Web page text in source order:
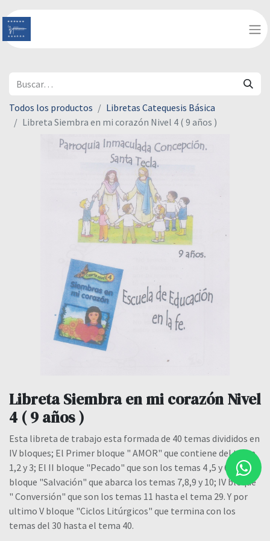
Todos los productos
Libretas Catequesis Básica
Libreta Siembra en mi corazón Nivel 4 ( 9 años )
Libreta Siembra en mi corazón Nivel
4 ( 9 años )
Esta libreta de trabajo esta formada de 40 temas divididos en
IV bloques; El Primer bloque " AMOR" que contiene del tema
1,2 y 3; El II bloque "Pecado" que son los temas 4 ,5 y 6; El III
bloque "Salvación" que abarca los temas 7,8,9 y 10; IV bloque
" Conversión" que son los temas 11 hasta el tema 29. Y por
ultimo V bloque "Ciclos Litúrgicos" que termina con los
temas del 30 hasta el tema 40.